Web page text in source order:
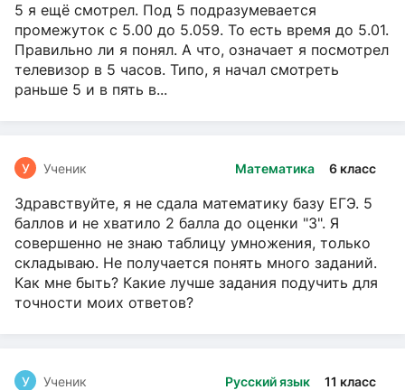
5 я ещё смотрел. Под 5 подразумевается
промежуток с 5.00 до 5.059. То есть время до 5.01.
Правильно ли я понял. А что, означает я посмотрел
телевизор в 5 часов. Типо, я начал смотреть
раньше 5 и в пять в...
Математика 6 класс
У Ученик
Здравствуйте, я не сдала математику базу ЕГЭ. 5
баллов и не хватило 2 балла до оценки "3". Я
совершенно не знаю таблицу умножения, только
складываю. Не получается понять много заданий.
Как мне быть? Какие лучше задания подучить для
точности моих ответов?
Русский язык 11 класс
У Ученик